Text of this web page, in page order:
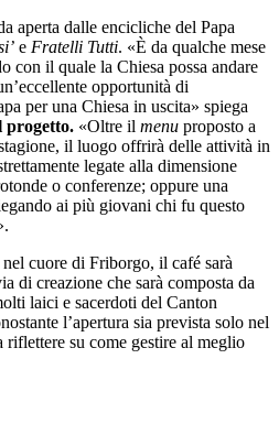
aperta dalle encicliche del Papa
e Fratelli Tutti. «È da qualche mese
con il quale la Chiesa possa andare
opportunità di
per una Chiesa in uscita» spiega
progetto. «Oltre il menu proposto a
il luogo offrirà delle attività in
legate alla dimensione
o conferenze; oppure una
ai più giovani chi fu questo
cuore di Friborgo, il café sarà
di creazione che sarà composta da
laici e sacerdoti del Canton
l’apertura sia prevista solo nel
su come gestire al meglio